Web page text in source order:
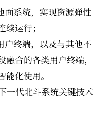
面系统，实现资源弹性
运行；
户终端，以及与其他不
合的各类用户终端，
化使用。
一代北斗系统关键技术